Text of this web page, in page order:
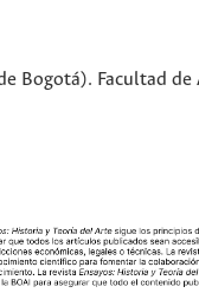
Bogotá). Facultad